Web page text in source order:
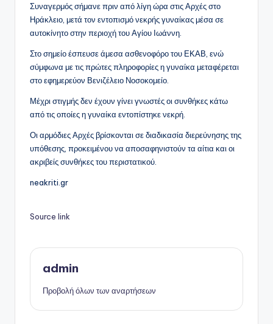
Συναγερμός σήμανε πριν από λίγη ώρα στις Αρχές στο
Ηράκλειο, μετά τον εντοπισμό νεκρής γυναίκας μέσα σε
αυτοκίνητο στην περιοχή του Αγίου Ιωάννη.
Στο σημείο έσπευσε άμεσα ασθενοφόρο του ΕΚΑΒ, ενώ
σύμφωνα με τις πρώτες πληροφορίες η γυναίκα μεταφέρεται
στο εφημερεύον Βενιζέλειο Νοσοκομείο.
Μέχρι στιγμής δεν έχουν γίνει γνωστές οι συνθήκες κάτω
από τις οποίες η γυναίκα εντοπίστηκε νεκρή.
Οι αρμόδιες Αρχές βρίσκονται σε διαδικασία διερεύνησης της
υπόθεσης, προκειμένου να αποσαφηνιστούν τα αίτια και οι
ακριβείς συνθήκες του περιστατικού.
neakriti.gr
Source link
admin
Προβολή όλων των αναρτήσεων